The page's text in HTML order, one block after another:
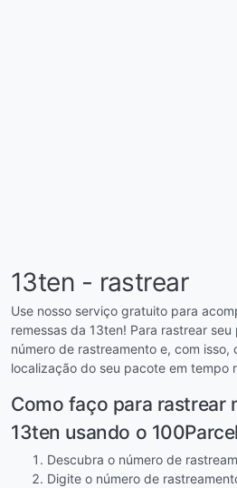
13ten - rastrear
Use nosso serviço gratuito para
remessas da 13ten! Para rastrear
número de rastreamento e, com isso,
localização do seu pacote em tempo
Como faço para rastrear
13ten usando o
Descubra o número de
Digite o número de